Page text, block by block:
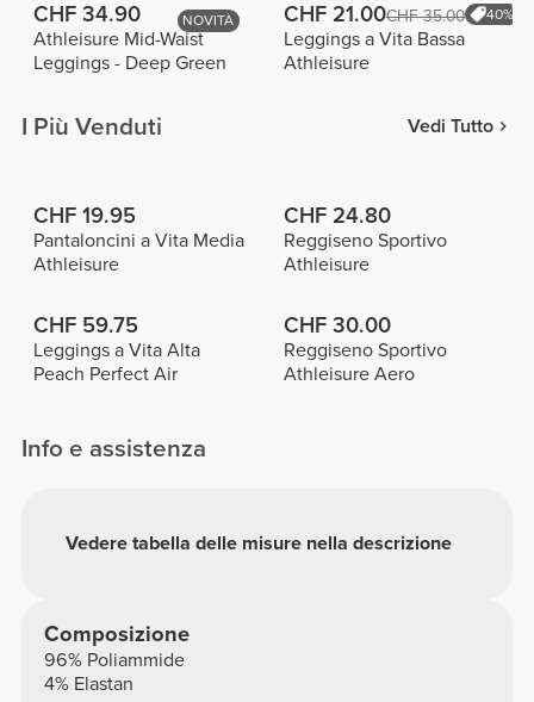
NOVITÀ
CHF 34.90
Athleisure Mid-Waist
Leggings - Deep Green
CHF 21.00CHF 35.00 40%
Leggings a Vita Bassa
Athleisure
I Più Venduti Vedi Tutto
CHF 19.95
Pantaloncini a Vita Media
Athleisure
CHF 24.80
Reggiseno Sportivo
Athleisure
CHF 59.75
Leggings a Vita Alta
Peach Perfect Air
CHF 30.00
Reggiseno Sportivo
Athleisure Aero
Info e assistenza
Vedere tabella delle misure nella descrizione
Composizione
96% Poliammide
4% Elastan